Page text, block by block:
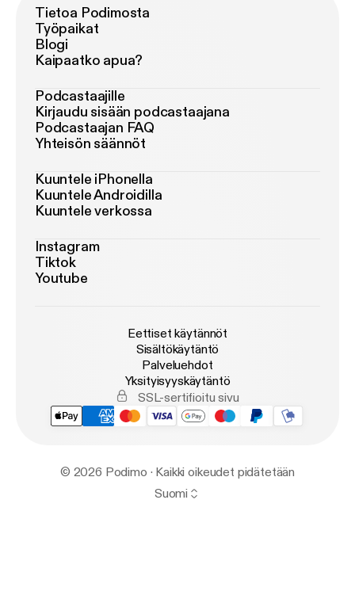
Tietoa Podimosta
Työpaikat
Blogi
Kaipaatko apua?
Podcastaajille
Kirjaudu sisään podcastaajana
Podcastaajan FAQ
Yhteisön säännöt
Kuuntele iPhonella
Kuuntele Androidilla
Kuuntele verkossa
Instagram
Tiktok
Youtube
Eettiset käytännöt
Sisältökäytäntö
Palveluehdot
Yksityisyyskäytäntö
SSL-sertifioitu sivu
© 2026 Podimo · Kaikki oikeudet pidätetään
Suomi